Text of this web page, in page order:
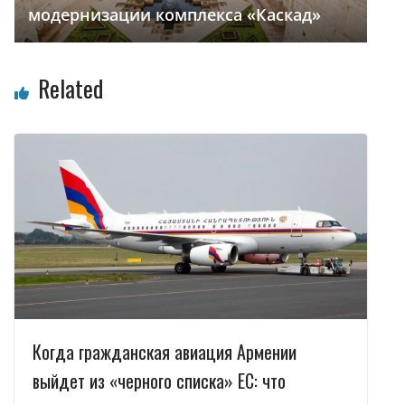
модернизации комплекса «Каскад»
Related
Когда гражданская авиация Армении
выйдет из «черного списка» ЕС: что